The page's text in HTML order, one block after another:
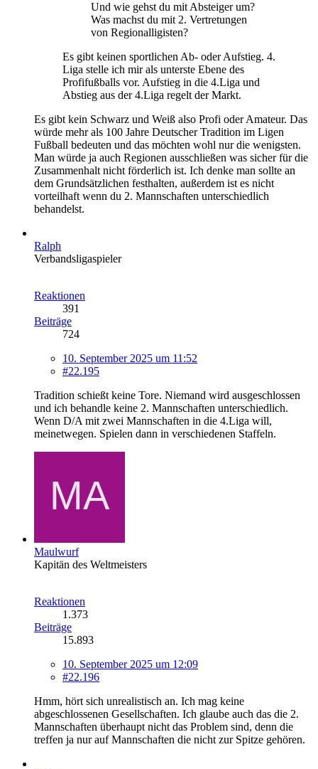
Und wie gehst du mit Absteiger um?
Was machst du mit 2. Vertretungen
von Regionalligisten?
Es gibt keinen sportlichen Ab- oder Aufstieg. 4.
Liga stelle ich mir als unterste Ebene des
Profifußballs vor. Aufstieg in die 4.Liga und
Abstieg aus der 4.Liga regelt der Markt.
Es gibt kein Schwarz und Weiß also Profi oder Amateur. Das
würde mehr als 100 Jahre Deutscher Tradition im Ligen
Fußball bedeuten und das möchten wohl nur die wenigsten.
Man würde ja auch Regionen ausschließen was sicher für die
Zusammenhalt nicht förderlich ist. Ich denke man sollte an
dem Grundsätzlichen festhalten, außerdem ist es nicht
vorteilhaft wenn du 2. Mannschaften unterschiedlich
behandelst.
Ralph
Verbandsligaspieler
Reaktionen
391
Beiträge
724
10. September 2025 um 11:52
#22.195
Tradition schießt keine Tore. Niemand wird ausgeschlossen
und ich behandle keine 2. Mannschaften unterschiedlich.
Wenn D/A mit zwei Mannschaften in die 4.Liga will,
meinetwegen. Spielen dann in verschiedenen Staffeln.
Maulwurf
Kapitän des Weltmeisters
Reaktionen
1.373
Beiträge
15.893
10. September 2025 um 12:09
#22.196
Hmm, hört sich unrealistisch an. Ich mag keine
abgeschlossenen Gesellschaften. Ich glaube auch das die 2.
Mannschaften überhaupt nicht das Problem sind, denn die
treffen ja nur auf Mannschaften die nicht zur Spitze gehören.